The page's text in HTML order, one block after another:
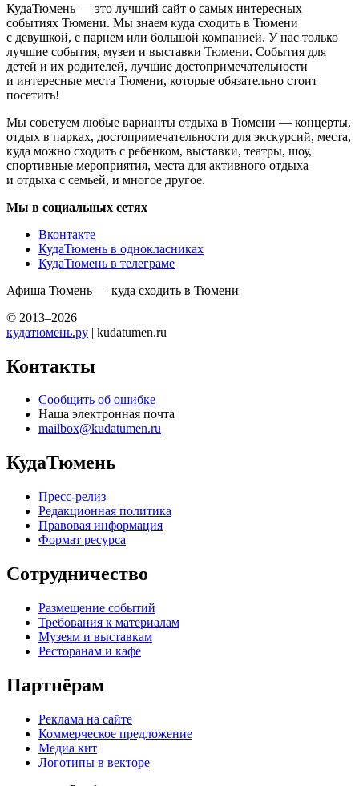
КудаТюмень — это лучший сайт о самых интересных
событиях Тюмени. Мы знаем куда сходить в Тюмени
с девушкой, с парнем или большой компанией. У нас только
лучшие события, музеи и выставки Тюмени. События для
детей и их родителей, лучшие достопримечательности
и интересные места Тюмени, которые обязательно стоит
посетить!
Мы советуем любые варианты отдыха в Тюмени — концерты,
отдых в парках, достопримечательности для экскурсий, места,
куда можно сходить с ребенком, выставки, театры, шоу,
спортивные мероприятия, места для активного отдыха
и отдыха с семьей, и многое другое.
Мы в социальных сетях
Вконтакте
КудаТюмень в однокласниках
КудаТюмень в телеграме
Афиша Тюмень — куда сходить в Тюмени
© 2013–2026
кудатюмень.ру | kudatumen.ru
Контакты
Сообщить об ошибке
Наша электронная почта
mailbox@kudatumen.ru
КудаТюмень
Пресс-релиз
Редакционная политика
Правовая информация
Формат ресурса
Сотрудничество
Размещение событий
Требования к материалам
Музеям и выставкам
Ресторанам и кафе
Партнёрам
Реклама на сайте
Коммерческое предложение
Медиа кит
Логотипы в векторе